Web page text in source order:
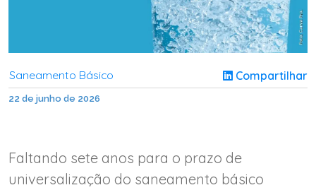
Saneamento Básico Compartilhar
22 de junho de 2026
Faltando sete anos para o prazo de
universalização do saneamento básico